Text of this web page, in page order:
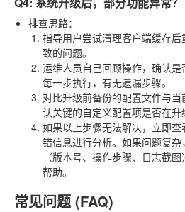
排查思路：
指导用户尝试清理客户端缓存
致的问题。
运维人员自己回顾操作，确认
每一步执行，有无遗漏步骤。
对比升级前备份的配置文件与
认关键的自定义配置项是否在升
如果以上步骤无法解决，立即
错信息进行分析。如果问题复
（版本号、操作步骤、日志截
帮助。
常见问题 (FAQ)